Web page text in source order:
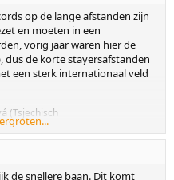
op de lange afstanden zijn
en moeten in een
vorig jaar waren hier de
dus de korte stayersafstanden
een sterk internationaal veld
(Tsjechisch
in september 2019)
allroundkampioenschap
de snellere baan. Dit komt